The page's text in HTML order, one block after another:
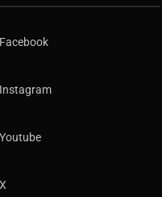
Facebook
Instagram
Youtube
X